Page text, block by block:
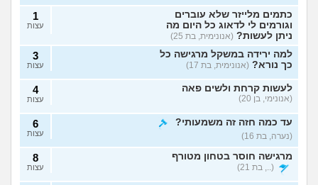
כתמים מלייזר שלא עוברים
וגורמים לי לדאוג כל היום מה
ניתן לעשות? (אנונימית, בת 25)
1
עצות
למה ירידה במשקל מרגישה כל
כך נורא? (אנונימית, בת 17)
3
עצות
לעשות קרחת ולשים פאה
(אנונימי, בן 20)
4
עצות
עד כמה חזה זה משמעותי?
(נערה, בת 16)
6
עצות
מרגישה חוסר בטחון מטורף
(.., בת 21)
8
עצות